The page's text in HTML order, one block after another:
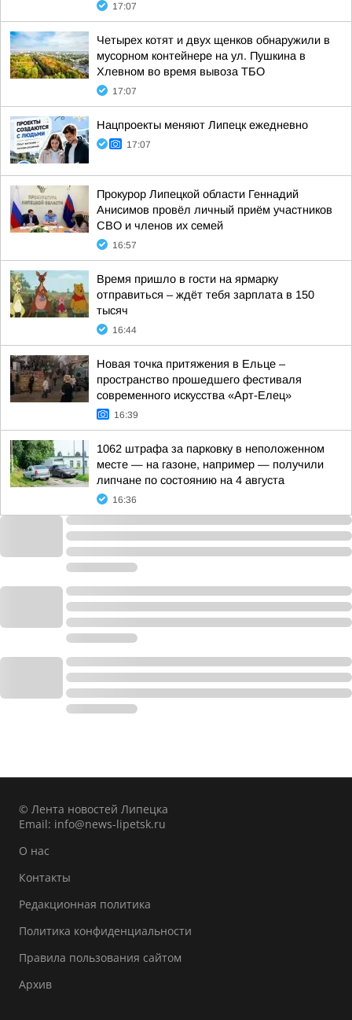
17:07
Четырех котят и двух щенков обнаружили в
мусорном контейнере на ул. Пушкина в
Хлевном во время вывоза ТБО
17:07
Нацпроекты меняют Липецк ежедневно
17:07
Прокурор Липецкой области Геннадий
Анисимов провёл личный приём участников
СВО и членов их семей
16:57
Время пришло в гости на ярмарку
отправиться – ждёт тебя зарплата в 150
тысяч
16:44
Новая точка притяжения в Ельце –
пространство прошедшего фестиваля
современного искусства «Арт-Елец»
16:39
1062 штрафа за парковку в неположенном
месте — на газоне, например — получили
липчане по состоянию на 4 августа
16:36
© Лента новостей Липецка
Email: info@news-lipetsk.ru
О нас
Контакты
Редакционная политика
Политика конфиденциальности
Правила пользования сайтом
Архив